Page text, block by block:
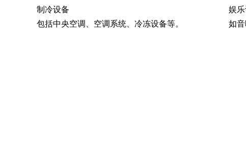
制冷设备
包括中央空调、空调系统、冷冻设备等。
娱
如